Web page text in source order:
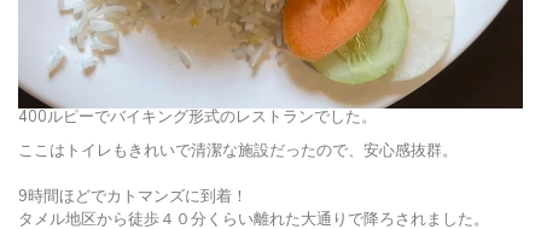
400ルピーでバイキング形式のレストランでした。
ここはトイレもきれいで清潔な施設だったので、安心感抜群。
9時間ほどでカトマンズに到着！
タメル地区から徒歩４０分くらい離れた大通りで降ろされました。